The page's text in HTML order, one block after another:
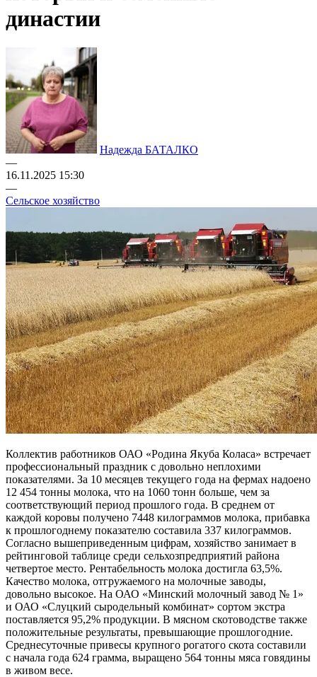
династии
Надежда БАТАЛКО
—
16.11.2025 15:30
—
Сельское хозяйство
Коллектив работников ОАО «Родина Якуба Коласа» встречает
профессиональный праздник с довольно неплохими
показателями. За 10 месяцев текущего года на фермах надоено
12 454 тонны молока, что на 1060 тонн больше, чем за
соответствующий период прошлого года. В среднем от
каждой коровы получено 7448 килограммов молока, прибавка
к прошлогоднему показателю составила 337 килограммов.
Согласно вышеприведенным цифрам, хозяйство занимает в
рейтинговой таблице среди сельхозпредприятий района
четвертое место. Рентабельность молока достигла 63,5%.
Качество молока, отгружаемого на молочные заводы,
довольно высокое. На ОАО «Минский молочный завод № 1»
и ОАО «Слуцкий сыродельный комбинат» сортом экстра
поставляется 95,2% продукции. В мясном скотоводстве также
положительные результаты, превышающие прошлогодние.
Среднесуточные привесы крупного рогатого скота составили
с начала года 624 грамма, выращено 564 тонны мяса говядины
в живом весе.